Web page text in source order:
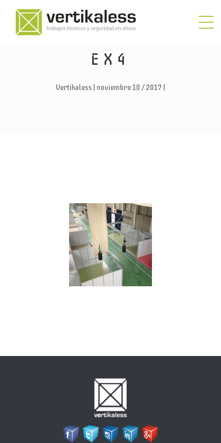
EX4
Vertikaless | noviembre 10 / 2017 |